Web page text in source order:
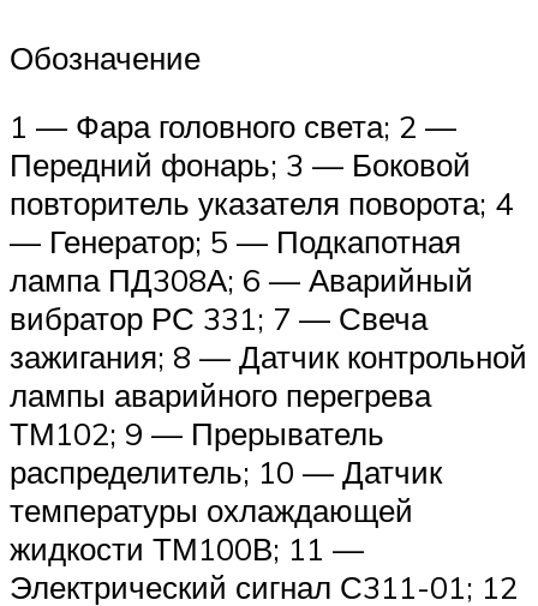
Обозначение
1 — Фара головного света; 2 —
Передний фонарь; 3 — Боковой
повторитель указателя поворота; 4
— Генератор; 5 — Подкапотная
лампа ПД308А; 6 — Аварийный
вибратор РС 331; 7 — Свеча
зажигания; 8 — Датчик контрольной
лампы аварийного перегрева
ТМ102; 9 — Прерыватель
распределитель; 10 — Датчик
температуры охлаждающей
жидкости ТМ100В; 11 —
Электрический сигнал С311-01; 12